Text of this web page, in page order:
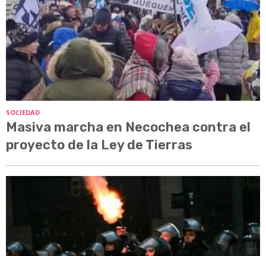
SOCIEDAD
Masiva marcha en Necochea contra el
proyecto de la Ley de Tierras